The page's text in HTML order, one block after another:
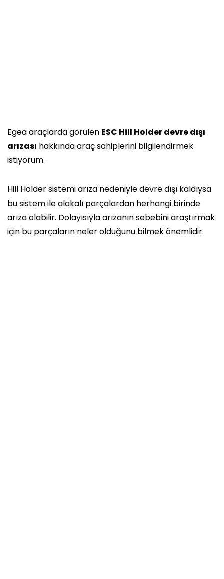
Egea araçlarda görülen ESC Hill Holder devre dışı
arızası hakkında araç sahiplerini bilgilendirmek
istiyorum.
Hill Holder sistemi arıza nedeniyle devre dışı kaldıysa
bu sistem ile alakalı parçalardan herhangi birinde
arıza olabilir. Dolayısıyla arızanın sebebini araştırmak
için bu parçaların neler olduğunu bilmek önemlidir.